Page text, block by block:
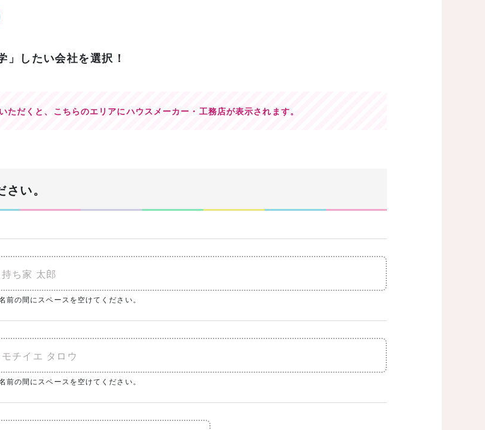
」したい会社を選択！
ただくと、 こちらのエリアにハウスメーカー・工務店が表示されます。
い。
前の間にスペースを空けてください。
前の間にスペースを空けてください。